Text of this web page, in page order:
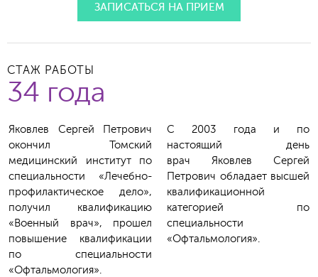
ЗАПИСАТЬСЯ НА ПРИЕМ
СТАЖ РАБОТЫ
34 года
Яковлев Сергей Петрович
окончил Томский
медицинский институт по
специальности «Лечебно-
профилактическое дело»,
получил квалификацию
«Военный врач», прошел
повышение квалификации
по специальности
«Офтальмология».
С 2003 года и по
настоящий день
врач Яковлев Сергей
Петрович обладает высшей
квалификационной
категорией по
специальности
«Офтальмология».